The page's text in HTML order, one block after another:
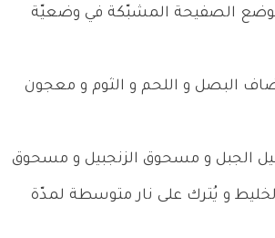
175 درجة مئويّة و توضع الصفيحة المشبّكة في وضعيّة
البصل و اللحم و الثوم و معجون
الجبل و مسحوق الزنجبيل و مسحوق
و يُترك على نار متوسطة لمدّة